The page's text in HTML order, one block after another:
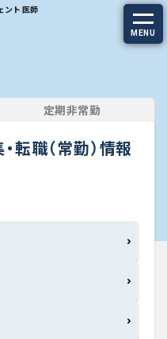
ント 医師
MENU
定期非常勤
転職（常勤）情報